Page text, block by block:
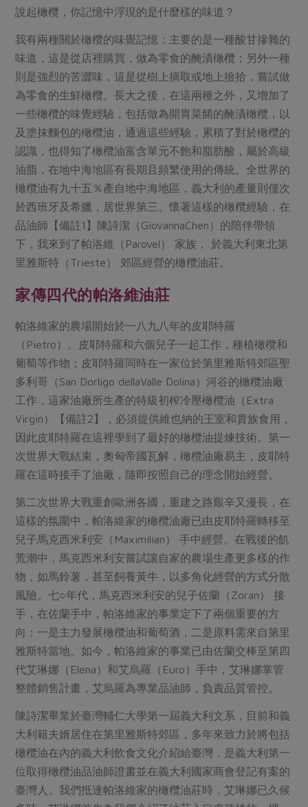
保健食品
居家好物
美妝保養 個人清潔
家庭清潔 織品
防災用品
最新產品
優惠專區
樂齡友善
涼拌沙拉
飲品
主題食譜
異國料理
年菜食譜
養身食補
節慶大餐
高麗菜海鮮煎餅
30%rPET紅烏龍茶
2024農業發展計畫年度報告
更多議題活動
把最好的台灣味帶回家！
減添加物 減塑減廢
公益金 食農教育
更多議題
生活者e週報
綠主張月刊
典藏閱覽室
合作社法規
社務專區
選舉專區
最新消息
媒體報導
下載專區
地區活動
活動報下載
說起橄欖，你記憶中浮現的是什麼樣的味道？
我有兩種關於橄欖的味覺記憶：主要的是一種酸甘摻雜的
味道，這是從店裡購買，做為零食的醃漬橄欖；另外一種
則是強烈的苦澀味，這是從樹上摘取或地上撿拾，嘗試做
為零食的生鮮橄欖。長大之後，在這兩種之外，又增加了
一些橄欖的味覺經驗，包括做為開胃菜餚的醃漬橄欖，以
及塗抹麵包的橄欖油，通過這些經驗，累積了對於橄欖的
認識，也得知了橄欖油富含單元不飽和脂肪酸，屬於高級
油脂，在地中海地區有長期且頻繁使用的傳統。全世界的
橄欖油有九十五％產自地中海地區，義大利的產量則僅次
於西班牙及希臘，居世界第三。懷著這樣的橄欖經驗，在
品油師【備註1】陳詩潔（GiovannaChen）的陪伴帶領
下，我來到了帕洛維（Parovel） 家族， 於義大利東北第
里雅斯特（Trieste） 郊區經營的橄欖油莊。
家傳四代的帕洛維油莊
帕洛維家的農場開始於一八九八年的皮耶特羅
（Pietro）。皮耶特羅和六個兒子一起工作，種植橄欖和
葡萄等作物；皮耶特羅同時在一家位於第里雅斯特郊區聖
多利哥（San Dorligo dellaValle Dolina）河谷的橄欖油廠
工作，這家油廠所生產的特級初榨冷壓橄欖油（Extra
Virgin）【備註2】，必須提供維也納的王室和貴族食用，
因此皮耶特羅在這裡學到了最好的橄欖油提煉技術。第一
次世界大戰結束，奧匈帝國瓦解，橄欖油廠易主，皮耶特
羅在這時接手了油廠，隨即按照自己的理念開始經營。
第二次世界大戰重創歐洲各國，重建之路艱辛又漫長，在
這樣的氛圍中，帕洛維家的橄欖油廠已由皮耶特羅轉移至
兒子馬克西米利安（Maximilian） 手中經營。在戰後的飢
荒潮中，馬克西米利安嘗試讓自家的農場生產更多樣的作
物，如馬鈴薯，甚至飼養黃牛，以多角化經營的方式分散
風險。七○年代，馬克西米利安的兒子佐蘭（Zoran） 接
手，在佐蘭手中，帕洛維家的事業定下了兩個重要的方
向：一是主力發展橄欖油和葡萄酒，二是原料需來自第里
雅斯特當地。如今，帕洛維家的事業已由佐蘭交棒至第四
代艾琳娜（Elena）和艾烏羅（Euro）手中，艾琳娜掌管
整體銷售計畫，艾烏羅為專業品油師，負責品質管控。
陳詩潔畢業於臺灣輔仁大學第一屆義大利文系，目前和義
大利籍夫婿居住在第里雅斯特郊區，多年來致力於將包括
橄欖油在內的義大利飲食文化介紹給臺灣，是義大利第一
位取得橄欖油品油師證書並在義大利國家商會登記有案的
臺灣人。我們抵達帕洛維家的橄欖油莊時，艾琳娜已久候